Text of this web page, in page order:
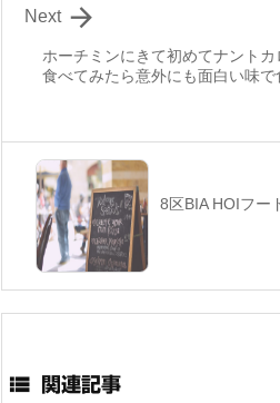
ホーチミンにきて初めてナントカ
食べてみたら意外にも面白い味で

Next
8区BIA HOIフー
 関連記事